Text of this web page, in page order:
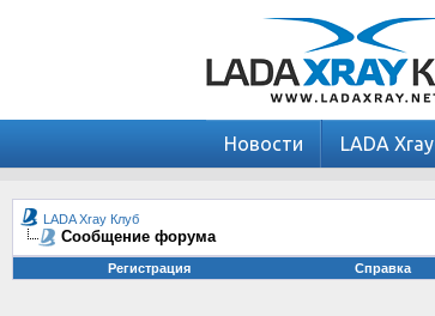
Новости LADA Xray
LADA Xray Клуб
Сообщение форума
Регистрация
Справка